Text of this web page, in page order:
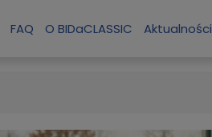
FAQ O BIDaCLASSIC Aktualności